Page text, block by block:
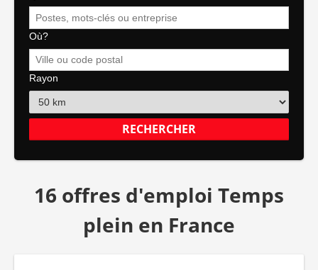
Où?
Rayon
16 offres d'emploi Temps
plein en France